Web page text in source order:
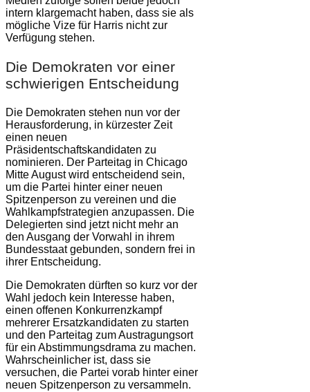
intern klargemacht haben, dass sie als
mögliche Vize für Harris nicht zur
Verfügung stehen.
Die Demokraten vor einer
schwierigen Entscheidung
Die Demokraten stehen nun vor der
Herausforderung, in kürzester Zeit
einen neuen
Präsidentschaftskandidaten zu
nominieren. Der Parteitag in Chicago
Mitte August wird entscheidend sein,
um die Partei hinter einer neuen
Spitzenperson zu vereinen und die
Wahlkampfstrategien anzupassen. Die
Delegierten sind jetzt nicht mehr an
den Ausgang der Vorwahl in ihrem
Bundesstaat gebunden, sondern frei in
ihrer Entscheidung.
Die Demokraten dürften so kurz vor der
Wahl jedoch kein Interesse haben,
einen offenen Konkurrenzkampf
mehrerer Ersatzkandidaten zu starten
und den Parteitag zum Austragungsort
für ein Abstimmungsdrama zu machen.
Wahrscheinlicher ist, dass sie
versuchen, die Partei vorab hinter einer
neuen Spitzenperson zu versammeln.